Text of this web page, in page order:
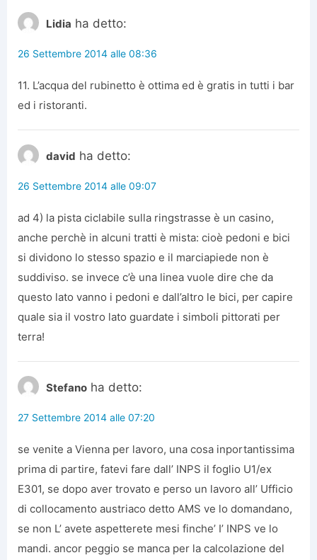
Lidia ha detto:
26 Settembre 2014 alle 08:36
11. L’acqua del rubinetto è ottima ed è gratis in tutti i bar
ed i ristoranti.
david ha detto:
26 Settembre 2014 alle 09:07
ad 4) la pista ciclabile sulla ringstrasse è un casino,
anche perchè in alcuni tratti è mista: cioè pedoni e bici
si dividono lo stesso spazio e il marciapiede non è
suddiviso. se invece c’è una linea vuole dire che da
questo lato vanno i pedoni e dall’altro le bici, per capire
quale sia il vostro lato guardate i simboli pittorati per
terra!
Stefano ha detto:
27 Settembre 2014 alle 07:20
se venite a Vienna per lavoro, una cosa inportantissima
prima di partire, fatevi fare dall’ INPS il foglio U1/ex
E301, se dopo aver trovato e perso un lavoro all’ Ufficio
di collocamento austriaco detto AMS ve lo domandano,
se non L’ avete aspetterete mesi finche’ I’ INPS ve lo
mandi. ancor peggio se manca per la calcolazione del